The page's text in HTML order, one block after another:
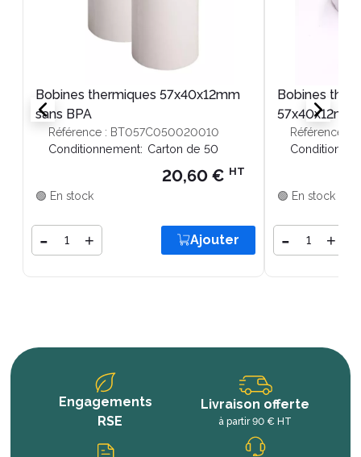
Bobines thermiques 57x40x12mm
sans BPA
Référence : BT057C050020010
Conditionnement: Carton de 50
20,60 € HT
🟢 En stock
- + Ajouter
Bobines
57x40x12mm
Référence :
🟢 En stock
- +
Engagements
RSE
Livraison offerte
à partir 90 € HT